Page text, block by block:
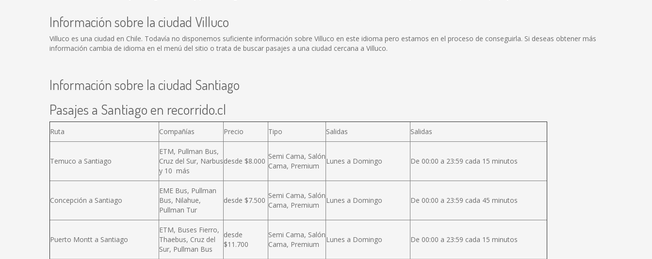
Información sobre la ciudad Villuco
Villuco es una ciudad en Chile. Todavía no disponemos suficiente información sobre Villuco en este idioma pero estamos en el proceso de conseguirla. Si deseas obtener más
información cambia de idioma en el menú del sitio o trata de buscar pasajes a una ciudad cercana a Villuco.
Información sobre la ciudad Santiago
Pasajes a Santiago en recorrido.cl
Ruta Compañías Precio Tipo Salidas Salidas
Temuco a Santiago
ETM, Pullman Bus,
Cruz del Sur, Narbus
y 10 más
desde $8.000
Semi Cama, Salón
Cama, Premium
Lunes a Domingo De 00:00 a 23:59 cada 15 minutos
Concepción a Santiago
EME Bus, Pullman
Bus, Nilahue,
Pullman Tur
desde $7.500
Semi Cama, Salón
Cama, Premium
Lunes a Domingo De 00:00 a 23:59 cada 45 minutos
Puerto Montt a Santiago
ETM, Buses Fierro,
Thaebus, Cruz del
Sur, Pullman Bus
desde
$11.700
Semi Cama, Salón
Cama, Premium
Lunes a Domingo De 00:00 a 23:59 cada 15 minutos